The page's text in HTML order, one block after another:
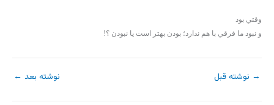
وقتي بود
و نبود ما فرقي با هم ندارد؛ بودن بهتر است يا نبودن ؟!
→ نوشته قبل نوشته بعد ←